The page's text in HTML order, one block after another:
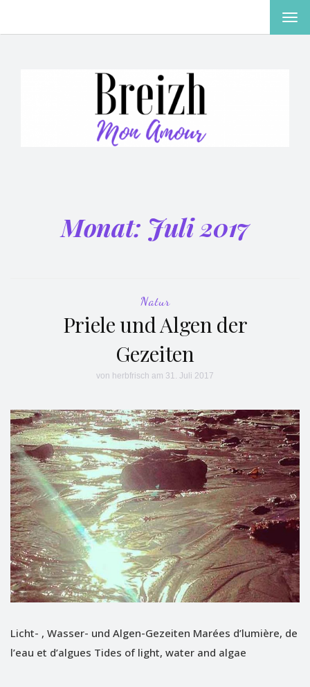
Monat: Juli 2017
Natur
Priele und Algen der
Gezeiten
von herbfrisch am 31. Juli 2017
Licht- , Wasser- und Algen-Gezeiten Marées d’lumière, de
l’eau et d’algues Tides of light, water and algae